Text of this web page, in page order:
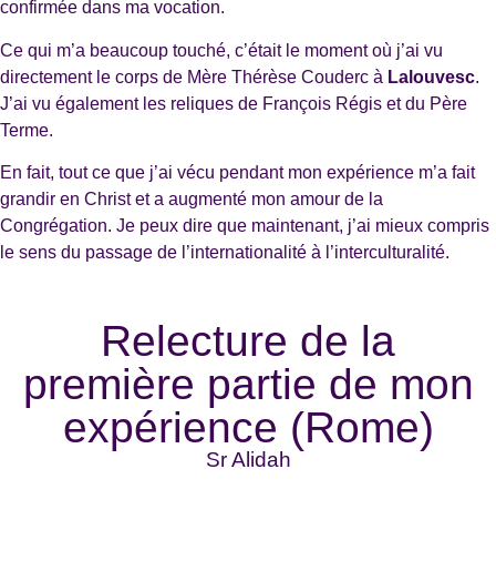
confirmée dans ma vocation.
Ce qui m’a beaucoup touché, c’était le moment où j’ai vu
directement le corps de Mère Thérèse Couderc à Lalouvesc.
J’ai vu également les reliques de François Régis et du Père
Terme.
En fait, tout ce que j’ai vécu pendant mon expérience m’a fait
grandir en Christ et a augmenté mon amour de la
Congrégation. Je peux dire que maintenant, j’ai mieux compris
le sens du passage de l’internationalité à l’interculturalité.
Relecture de la
première partie de mon
expérience (Rome)
Sr Alidah